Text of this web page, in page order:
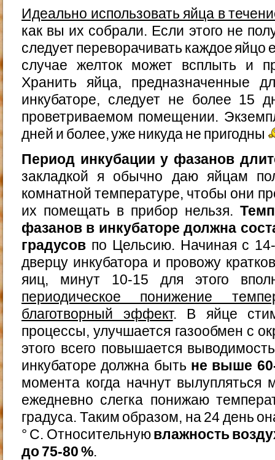
Идеально использовать яйца в
как вы их собрали. Если этого не
следует переворачивать каждое яйцо
случае желток может всплыть и
Хранить яйца, предназначенные
инкубаторе, следует не более 15
проветриваемом помещении.
дней и более, уже никуда не пригодны
Период инкубации у фазанов
закладкой я обычно даю яйцам
комнатной температуре, чтобы они
их помещать в прибор нельзя.
фазанов в инкубаторе должна
градусов по Цельсию. Начиная с
дверцу инкубатора и провожу
яиц, минут 10-15 для этого
периодическое понижение
благотворный эффект. В яйце
процессы, улучшается газообмен с
этого всего повышается
инкубаторе должна быть не выше
момента когда начнут вылупляться
ежедневно слегка понижаю
градуса. Таким образом, на 24 день
° С. Относительнуювлажность
до 75-80 %.